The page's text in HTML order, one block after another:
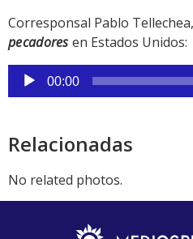
Corresponsal Pablo
pecadoresen Estados Unidos:
Reproductor
de
00:00
Relacionadas
No related photos.